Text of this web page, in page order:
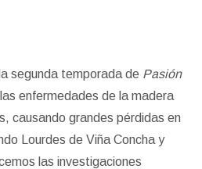
segunda temporada de Pasión
enfermedades de la madera
causando grandes pérdidas en
Lourdes de Viña Concha y
las investigaciones